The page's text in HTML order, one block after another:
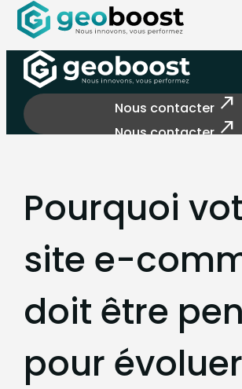
Nous contacter north_east
Nous contacternorth_east
Pourquoi
site e-
doit être
pour évoluer
Panneau de gestion des cookies